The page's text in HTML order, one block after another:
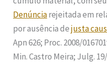
Denúnciarejeitada em
por ausência dejusta
Apn 626; Proc. 2008/
Min. Castro Meira; Julg.